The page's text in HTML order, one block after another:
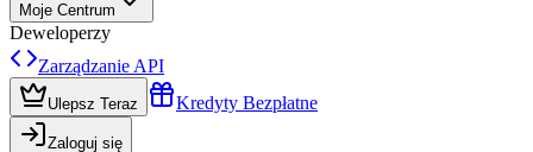
Moje Centrum
Deweloperzy
Zarządzanie API
Ulepsz Teraz Kredyty Bezpłatne
Zaloguj się